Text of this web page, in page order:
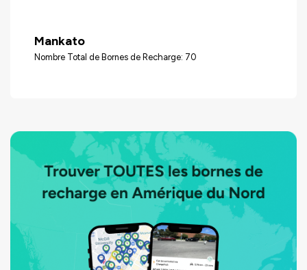
Mankato
Nombre Total de Bornes de Recharge: 70